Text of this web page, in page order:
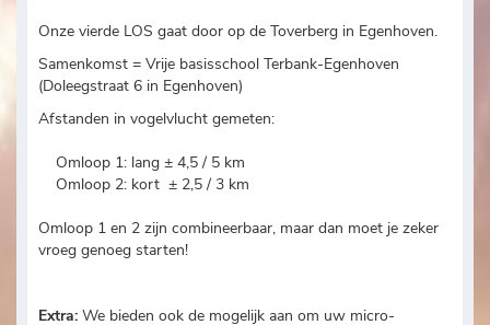
Onze vierde LOS gaat door op de Toverberg in Egenhoven.
Samenkomst = Vrije basisschool Terbank-Egenhoven
(Doleegstraat 6 in Egenhoven)
Afstanden in vogelvlucht gemeten:
Omloop 1: lang ± 4,5 / 5 km
Omloop 2: kort ± 2,5 / 3 km
Omloop 1 en 2 zijn combineerbaar, maar dan moet je zeker
vroeg genoeg starten!
Extra: We bieden ook de mogelijk aan om uw micro-